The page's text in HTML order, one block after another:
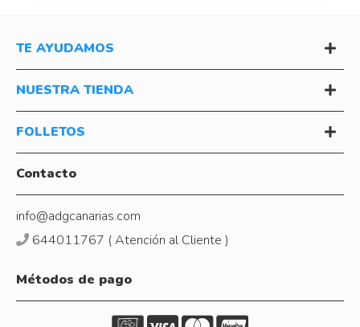
TE AYUDAMOS
NUESTRA TIENDA
FOLLETOS
Contacto
info@adgcanarias.com
644011767 ( Atención al Cliente )
Métodos de pago